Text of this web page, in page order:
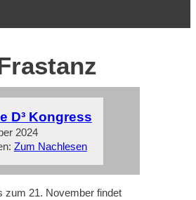
D³ Kongress
2024
Zum Nachlesen
zum 21. November findet